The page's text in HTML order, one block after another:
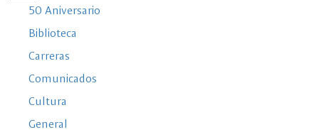
50 Aniversario
Biblioteca
Carreras
Comunicados
Cultura
General